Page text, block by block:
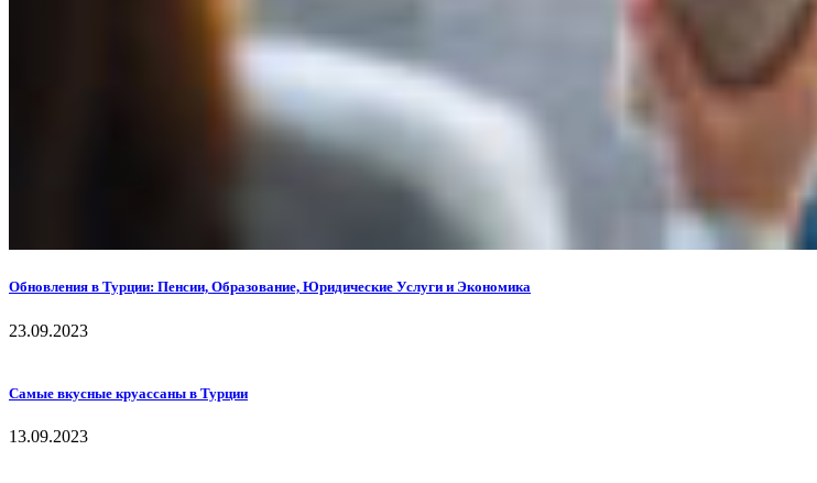
Обновления в Турции: Пенсии, Образование, Юридические Услуги и Экономика
23.09.2023
Самые вкусные круассаны в Турции
13.09.2023